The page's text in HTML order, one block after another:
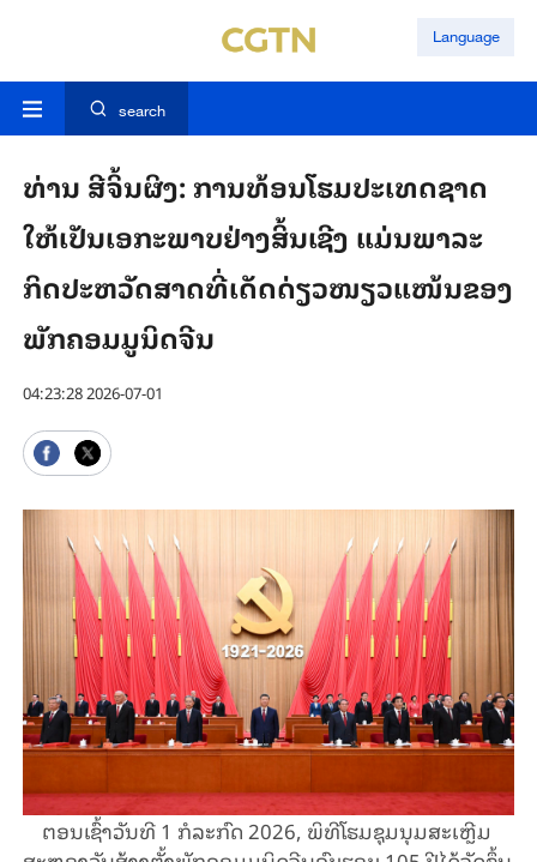
Language
search
ທ່ານ ສີ​ຈິ້ນ​ຜິງ: ການ​ທ້ອນ​ໂຮມ​ປະ​ເທດ​ຊາດ​
ໃຫ້​ເປັນ​ເອ​ກະ​ພາບ​ຢ່າງ​ສິ້ນ​ເຊີງ ແມ່ນ​ພາ​ລະ​
ກິດ​ປະ​ຫວັດ​ສາດ​ທີ່​ເດັດ​ດ່ຽວ​ໜຽວ​ແໜ້ນຂອງ​
ພັກ​ຄອມ​ມູ​ນິດ​ຈີນ​
04:23:28 2026-07-01
ຕອນ​ເຊົ້າ​ວັນ​ທີ 1 ກໍ​ລະ​ກົດ 2026, ພິ​ທີ​ໂຮມ​ຊຸມ​ນຸມສະ​ເຫຼີມ​